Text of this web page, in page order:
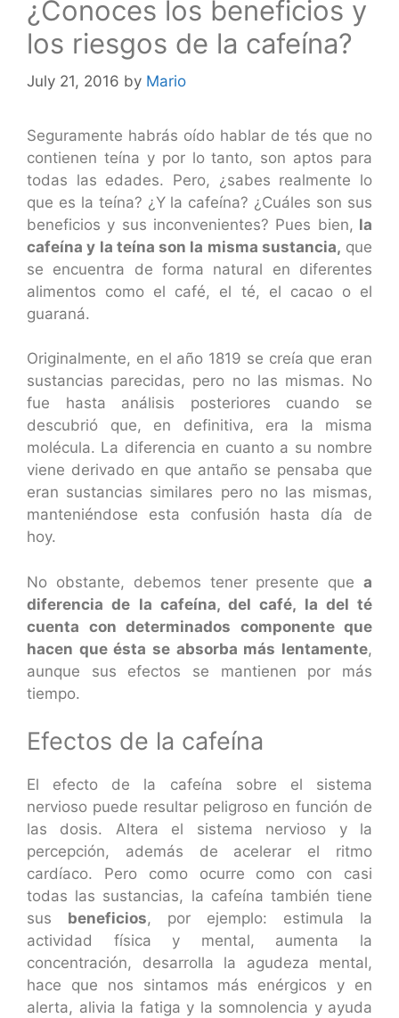
¿Conoces los beneficios y
los riesgos de la cafeína?
July 21, 2016 by Mario
Seguramente habrás oído hablar de tés que no
contienen teína y por lo tanto, son aptos para
todas las edades. Pero, ¿sabes realmente lo
que es la teína? ¿Y la cafeína? ¿Cuáles son sus
beneficios y sus inconvenientes? Pues bien, la
cafeína y la teína son la misma sustancia, que
se encuentra de forma natural en diferentes
alimentos como el café, el té, el cacao o el
guaraná.
Originalmente, en el año 1819 se creía que eran
sustancias parecidas, pero no las mismas. No
fue hasta análisis posteriores cuando se
descubrió que, en definitiva, era la misma
molécula. La diferencia en cuanto a su nombre
viene derivado en que antaño se pensaba que
eran sustancias similares pero no las mismas,
manteniéndose esta confusión hasta día de
hoy.
No obstante, debemos tener presente que a
diferencia de la cafeína, del café, la del té
cuenta con determinados componente que
hacen que ésta se absorba más lentamente,
aunque sus efectos se mantienen por más
tiempo.
Efectos de la cafeína
El efecto de la cafeína sobre el sistema
nervioso puede resultar peligroso en función de
las dosis. Altera el sistema nervioso y la
percepción, además de acelerar el ritmo
cardíaco. Pero como ocurre como con casi
todas las sustancias, la cafeína también tiene
sus beneficios, por ejemplo: estimula la
actividad física y mental, aumenta la
concentración, desarrolla la agudeza mental,
hace que nos sintamos más enérgicos y en
alerta, alivia la fatiga y la somnolencia y ayuda